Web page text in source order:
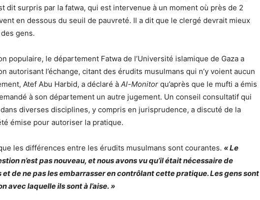
dit surpris par la fatwa, qui est intervenue à un moment où près de 2
en dessous du seuil de pauvreté. Il a dit que le clergé devrait mieux
gens.
populaire, le département Fatwa de l’Université islamique de Gaza a
autorisant l’échange, citant des érudits musulmans qui n’y voient aucun
Atef Abu Harbid, a déclaré à Al-Monitor qu’après que le mufti a émis
à son département un autre jugement. Un conseil consultatif qui
diverses disciplines, y compris en jurisprudence, a discuté de la
émise pour autoriser la pratique.
les différences entre les érudits musulmans sont courantes. « Le
n’est pas nouveau, et nous avons vu qu’il était nécessaire de
de ne pas les embarrasser en contrôlant cette pratique. Les gens sont
avec laquelle ils sont à l’aise. »